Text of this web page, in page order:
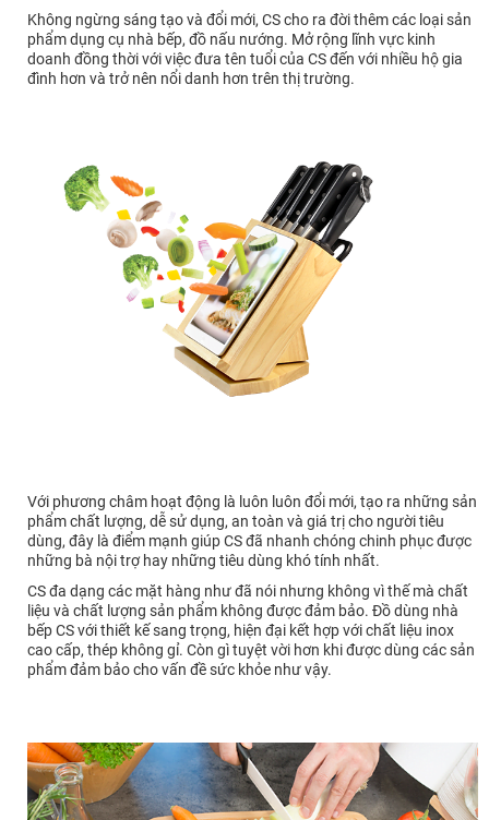
Không ngừng sáng tạo và đổi mới, CS cho ra đời thêm các loại sản
phẩm dụng cụ nhà bếp, đồ nấu nướng. Mở rộng lĩnh vực kinh
doanh đồng thời với việc đưa tên tuổi của CS đến với nhiều hộ gia
đình hơn và trở nên nổi danh hơn trên thị trường.
Với phương châm hoạt động là luôn luôn đổi mới, tạo ra những sản
phẩm chất lượng, dễ sử dụng, an toàn và giá trị cho người tiêu
dùng, đây là điểm mạnh giúp CS đã nhanh chóng chinh phục được
những bà nội trợ hay những tiêu dùng khó tính nhất.
CS đa dạng các mặt hàng như đã nói nhưng không vì thế mà chất
liệu và chất lượng sản phẩm không được đảm bảo. Đồ dùng nhà
bếp CS với thiết kế sang trọng, hiện đại kết hợp với chất liệu inox
cao cấp, thép không gỉ. Còn gì tuyệt vời hơn khi được dùng các sản
phẩm đảm bảo cho vấn đề sức khỏe như vậy.